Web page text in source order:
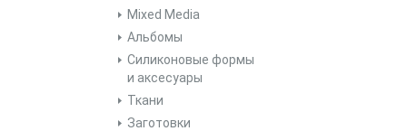
Mixed Media
Альбомы
Силиконовые формы
и аксесуары
Ткани
Заготовки